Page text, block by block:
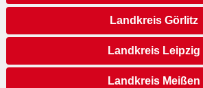
Landkreis Görlitz
Landkreis Leipzig
Landkreis Meißen